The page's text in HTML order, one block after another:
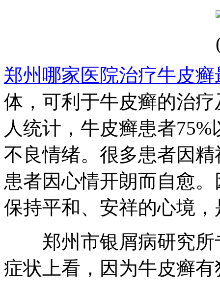
郑州哪家医院治疗牛皮癣
体，可利于牛皮癣的治
人统计，牛皮癣患者
不良情绪。很多患者因
患者因心情开朗而自愈
保持平和、安祥的心境
郑州市银屑病研究所
症状上看，因为牛皮癣